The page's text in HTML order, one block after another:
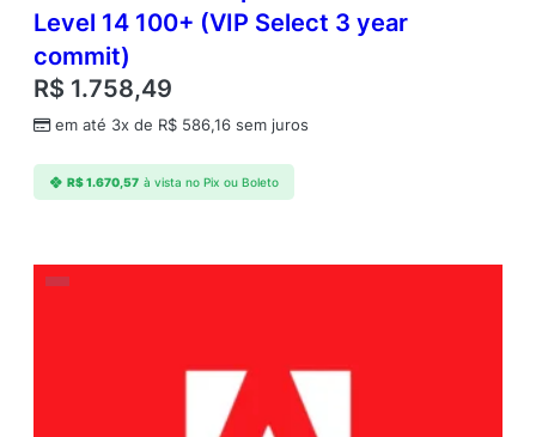
Level 14 100+ (VIP Select 3 year
commit)
R$ 1.758,49
em até 3x de R$ 586,16 sem juros
R$1.670,57 à vista no Pix ou Boleto